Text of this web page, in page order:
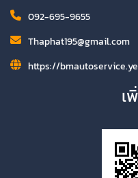
092-695-9655
Thaphat195@gmail.com
https://
เ